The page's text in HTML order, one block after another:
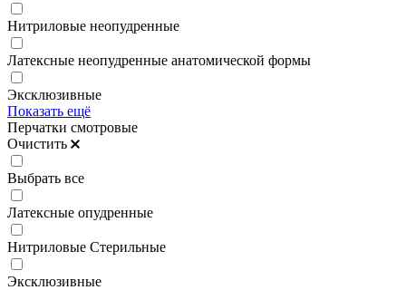
Нитриловые неопудренные
Латексные неопудренные анатомической формы
Эксклюзивные
Показать ещё
Перчатки смотровые
Очистить
Выбрать все
Латексные опудренные
Нитриловые Стерильные
Эксклюзивные